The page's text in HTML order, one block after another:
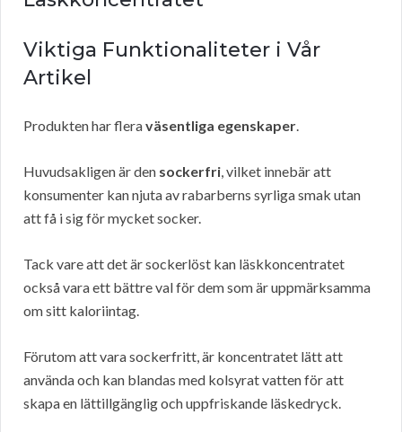
Viktiga Funktionaliteter i Vår
Artikel
Produkten har fleraväsentliga egenskaper.
Huvudsakligen är den sockerfri, vilket innebär att
konsumenter kan njuta av rabarberns syrliga smak utan
att få i sig för mycket socker.
Tack vare att det är sockerlöst kan läskkoncentratet
också vara ett bättre val för dem som är uppmärksamma
om sitt kaloriintag.
Förutom att vara sockerfritt, är koncentratet lätt att
använda och kan blandas med kolsyrat vatten för att
skapa en lättillgänglig och uppfriskande läskedryck.